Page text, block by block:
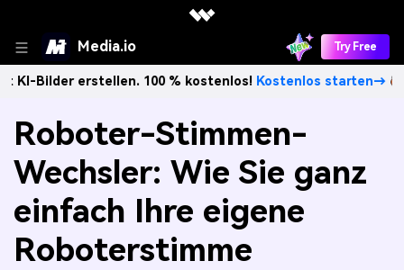
Media.io Try Free
erstellen. 100 % kostenlos!Kostenlos starten→
Roboter-Stimmen-
Wechsler: Wie Sie ganz
einfach Ihre eigene
Roboterstimme